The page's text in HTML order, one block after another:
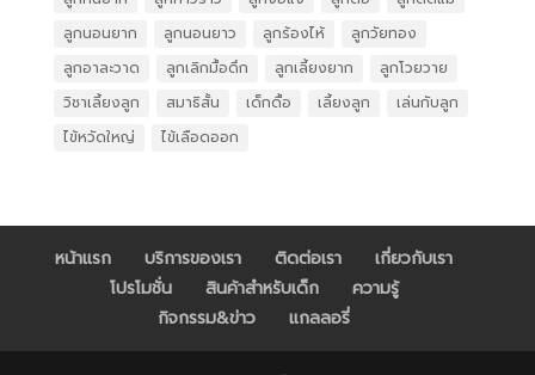
ลูกนอนยาก
ลูกนอนยาว ลูกร้องไห้
ลูกวัยทอง
ลูกอาละวาด
ลูกเลิกมื้อดึก ลูกเลี้ยงยาก
ลูกโวยวาย
วิชาเลี้ยงลูก
สมาธิสั้น เด็กดื้อ เลี้ยงลูก
เล่นกับลูก
ไข้หวัดใหญ่
ไข้เลือดออก
หน้าแรก บริการของเรา ติดต่อเรา
เกี่ยวกับเรา
โปรโมชั่น
สินค้าสำหรับเด็ก
ความรู้
กิจกรรม&ข่าว
แกลลอรี่